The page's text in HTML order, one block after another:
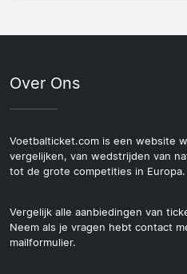
Over Ons
Voetbalticket.com is een website
vergelijken, van wedstrijden van
tot de grote competities in Europa.
Vergelijk alle aanbiedingen van
Neem als je vragen hebt contact
mailformulier.